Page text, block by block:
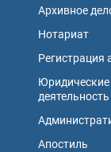
Архивное
Нотариат
Регистрация
Юридические
деятельность
Апостиль